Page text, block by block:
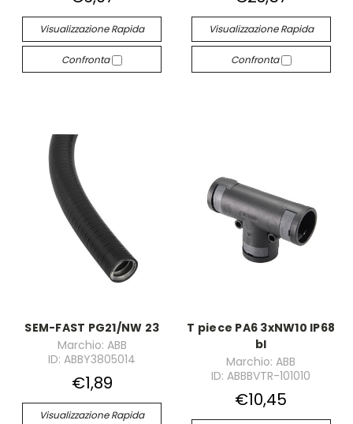
Visualizzazione Rapida
Confronta
Visualizzazione Rapida
Confronta
SEM-FAST PG21/NW 23
Marchio: ABB
ID: ABBY3805014
€1,89
Visualizzazione Rapida
T piece PA6 3xNW10 IP68
bl
Marchio: ABB
ID: ABBBVTR-101010
€10,45